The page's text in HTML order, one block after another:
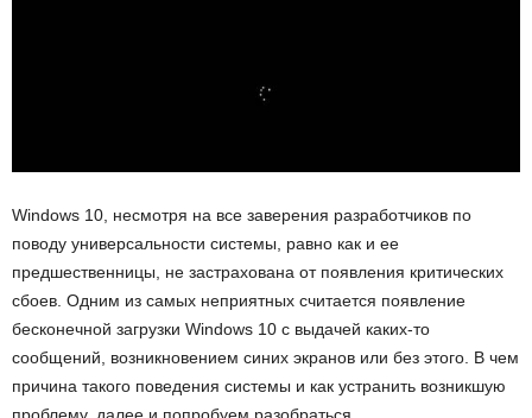
Windows 10, несмотря на все заверения разработчиков по
поводу универсальности системы, равно как и ее
предшественницы, не застрахована от появления критических
сбоев. Одним из самых неприятных считается появление
бесконечной загрузки Windows 10 с выдачей каких-то
сообщений, возникновением синих экранов или без этого. В чем
причина такого поведения системы и как устранить возникшую